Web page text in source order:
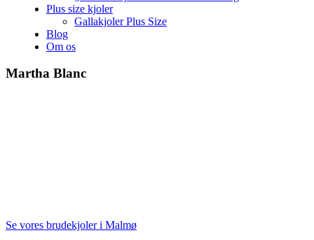
Plus size kjoler
Gallakjoler Plus Size
Blog
Om os
Martha Blanc
Se vores brudekjoler i Malmø